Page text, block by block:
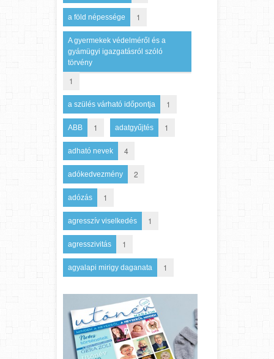
a föld népessége 1
A gyermekek védelméről és a
gyámügyi igazgatásról szóló
törvény
1
a szülés várható időpontja 1
ABB 1 adatgyűjtés 1
adható nevek 4
adókedvezmény 2
adózás 1
agresszív viselkedés 1
agresszivitás 1
agyalapi mirigy daganata 1